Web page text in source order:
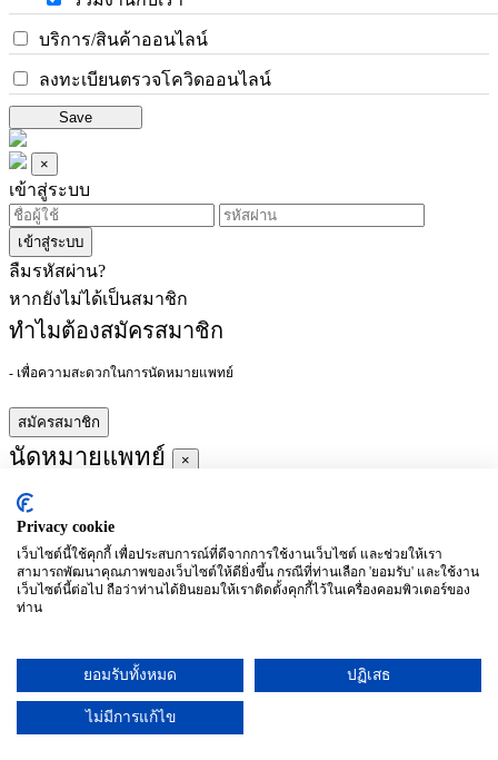
บริการ/สินค้าออนไลน์
ลงทะเบียนตรวจโควิดออนไลน์
Save
×
เข้าสู่ระบบ
เข้าสู่ระบบ
ลืมรหัสผ่าน?
หากยังไม่ได้เป็นสมาชิก
ทำไมต้องสมัครสมาชิก
- เพื่อความสะดวกในการนัดหมายแพทย์
สมัครสมาชิก
นัดหมายแพทย์ ×
ผู้ชำนาญการ
ประจำ :
อาทิตย์
จันทร์
(27/09)
อังคาร
(28/09)
พุธ
พฤหัสบดี
ศุกร์
เสาร์
Privacy cookie
เว็บไซต์นี้ใช้คุกกี้ เพื่อประสบการณ์ที่ดีจากการใช้งานเว็บไซต์ และช่วยให้เรา
สามารถพัฒนาคุณภาพของเว็บไซต์ให้ดียิ่งขึ้น กรณีที่ท่านเลือก 'ยอมรับ' และใช้งาน
เว็บไซต์นี้ต่อไป ถือว่าท่านได้ยินยอมให้เราติดตั้งคุกกี้ไว้ในเครื่องคอมพิวเตอร์ของ
ท่าน
ยอมรับทั้งหมด ปฏิเสธ
ไม่มีการแก้ไข